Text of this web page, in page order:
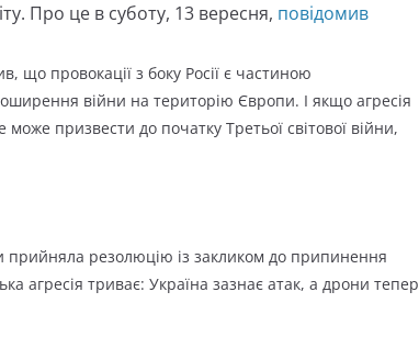
Про це в суботу, 13 вересня, повідомив
що провокації з боку Росії є частиною
війни на територію Європи. І якщо агресія
призвести до початку Третьої світової війни,
резолюцію із закликом до припинення
агресія триває: Україна зазнає атак, а дрони тепер